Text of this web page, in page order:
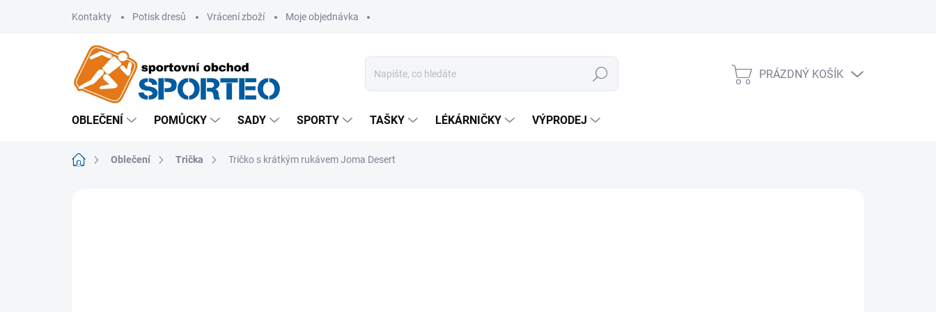
Kontakty Potisk dresů Vrácení zboží Moje objednávka
Hledat
NÁKUPNÍ
PRÁZDNÝ KOŠÍK
OBLEČENÍ POMŮCKY SADY SPORTY TAŠKY LÉKÁRNIČKY VÝPRODEJ
Domů Oblečení Trička Tričko s krátkým rukávem Joma Desert